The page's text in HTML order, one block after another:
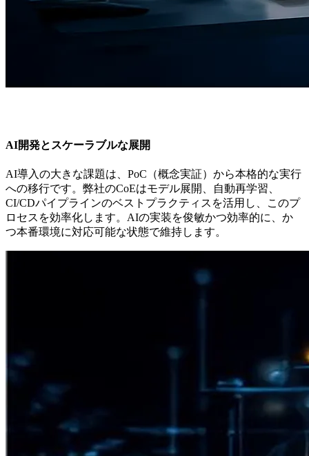
AI開発とスケーラブルな展開
AI導入の大きな課題は、PoC（概念実証）から本格的な実行
への移行です。弊社のCoEはモデル展開、自動再学習、
CI/CDパイプラインのベストプラクティスを活用し、このプ
ロセスを効率化します。AIの実装を俊敏かつ効率的に、か
つ本番環境に対応可能な状態で維持します。